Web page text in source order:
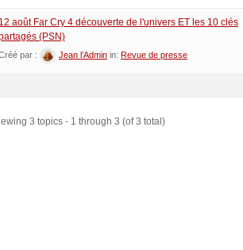
12 août Far Cry 4 découverte de l'univers ET les 10 clés
(PSN)
par : Jean l’Admin in: Revue de presse
3 topics - 1 through 3 (of 3 total)